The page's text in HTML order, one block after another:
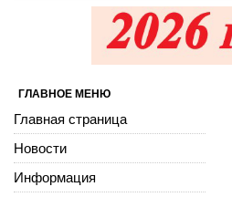
ГЛАВНОЕ МЕНЮ
Главная страница
Новости
Информация